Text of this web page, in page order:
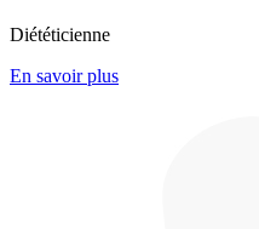
Diététicienne
En savoir plus